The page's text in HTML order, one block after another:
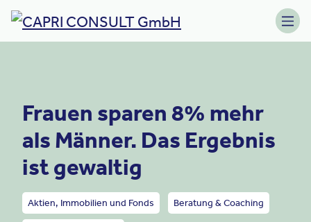
Skip to content
Toggle navigation
Frauen sparen 8% mehr
als Männer. Das Ergebnis
ist gewaltig
Aktien, Immobilien und Fonds Beratung & Coaching